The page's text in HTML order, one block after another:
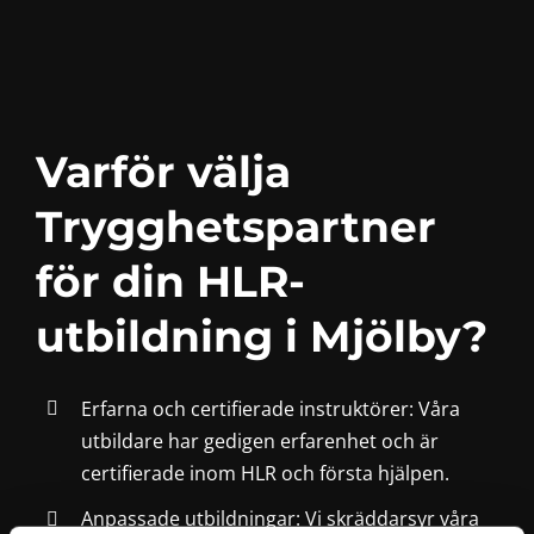
Varför välja
Trygghetspartner
för din HLR-
utbildning i Mjölby?
Erfarna och certifierade instruktörer: Våra
utbildare har gedigen erfarenhet och är
certifierade inom HLR och första hjälpen.
Anpassade utbildningar: Vi skräddarsyr våra